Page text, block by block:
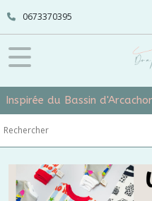
0673370395